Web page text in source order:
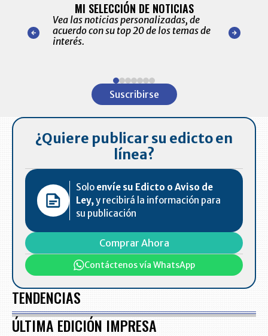
nuestro
para
MI SELECCIÓN DE NOTICIAS
Vea las noticias personalizadas, de
acuerdo con su top 20 de los temas de
interés.
de las
Suscribirse
¿Quiere publicar su edicto en
línea?
Solo envíe su Edicto o Aviso de
Ley,y recibirá la información para
su publicación
Comprar Ahora
Contáctenos vía WhatsApp
TENDENCIAS
ÚLTIMA EDICIÓN IMPRESA